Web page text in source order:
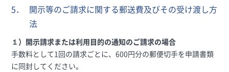
5．
開示等のご請求に関する郵送費及びその受け渡し方
法
１）開示請求または利用目的の通知のご請求の場合
手数料として1回の請求ごとに、600円分の郵便切手を申請書類
に同封してください。